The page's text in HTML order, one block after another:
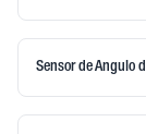
Sensor de Angulo